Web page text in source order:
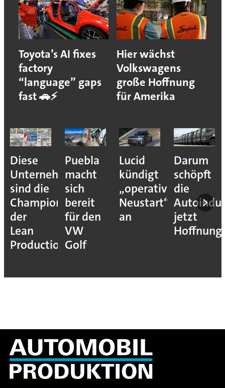
Toyota’s AI fixes
factory
“language” gaps
fast 🚗⚡
Hier wächst
Volkswagens
große Hoffnung
für Amerika
Diese
Unternehmen
sind die
Champions
der
Lean
Production
Puebla
macht
sich
bereit
für den
VW
Golf
Lucid
kündigt
„operativen
Neustart“
an
Darum
schöpft
die
jetzt
Hoffnung